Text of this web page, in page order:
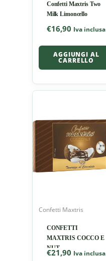
Confetti Maxtris Two
Milk Limoncello
€16,90 Iva inclusa
AGGIUNGI AL
CARRELLO
Confetti Maxtris
CONFETTI
MAXTRIS COCCO E
NUT
€21,90 Iva inclusa